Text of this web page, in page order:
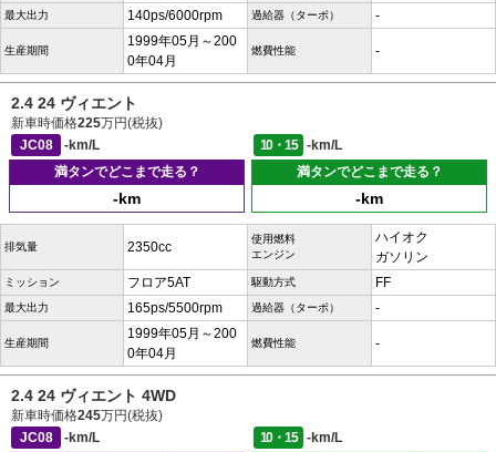
最大出力 140ps/6000rpm 過給器（ターボ） -
生産期間
1999年05月～200
0年04月
燃費性能 -
2.4 24 ヴィエント
新車時価格225万円(税抜)
JC08
-km/L 10・15
-km/L
満タンでどこまで走る？
-km
満タンでどこまで走る？
-km
排気量 2350cc
使用燃料
エンジン
ハイオク
ガソリン
ミッション フロア5AT 駆動方式 FF
最大出力 165ps/5500rpm 過給器（ターボ） -
生産期間
1999年05月～200
0年04月
燃費性能 -
2.4 24 ヴィエント 4WD
新車時価格245万円(税抜)
JC08
-km/L 10・15
-km/L